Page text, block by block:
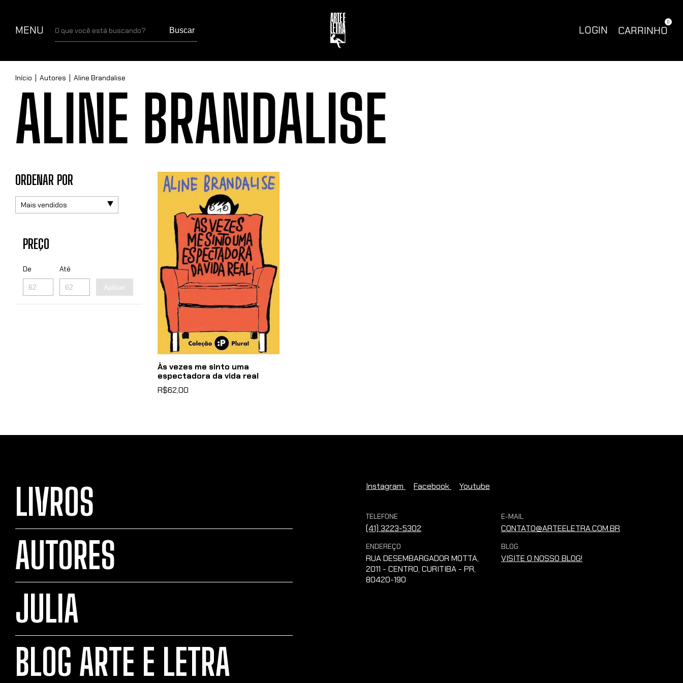
MENU Buscar LOGIN CARRINHO
0
Início Autores Aline Brandalise
ALINE BRANDALISE
ORDENAR POR
PREÇO
De Até
Aplicar
Às vezes me sinto uma
espectadora da vida real
R$62,00
LIVROS
AUTORES
JULIA
BLOG ARTE E LETRA
Instagram Facebook Youtube
TELEFONE
(41) 3223-5302
E-MAIL
CONTATO@ARTEELETRA.COM.BR
ENDEREÇO
RUA DESEMBARGADOR MOTTA,
2011 - CENTRO, CURITIBA - PR,
80420-190
BLOG
VISITE O NOSSO BLOG!